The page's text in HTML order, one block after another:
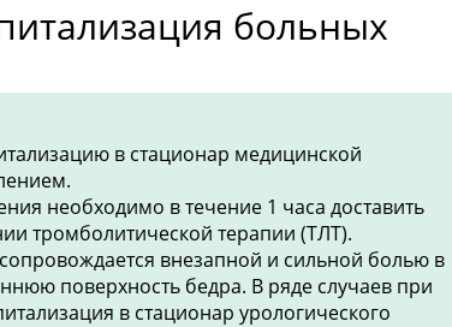
больных
в стационар медицинской
необходимо в течение 1 часа доставить
тромболитической терапии (ТЛТ).
внезапной и сильной болью в
поверхность бедра. В ряде случаев при
в стационар урологического